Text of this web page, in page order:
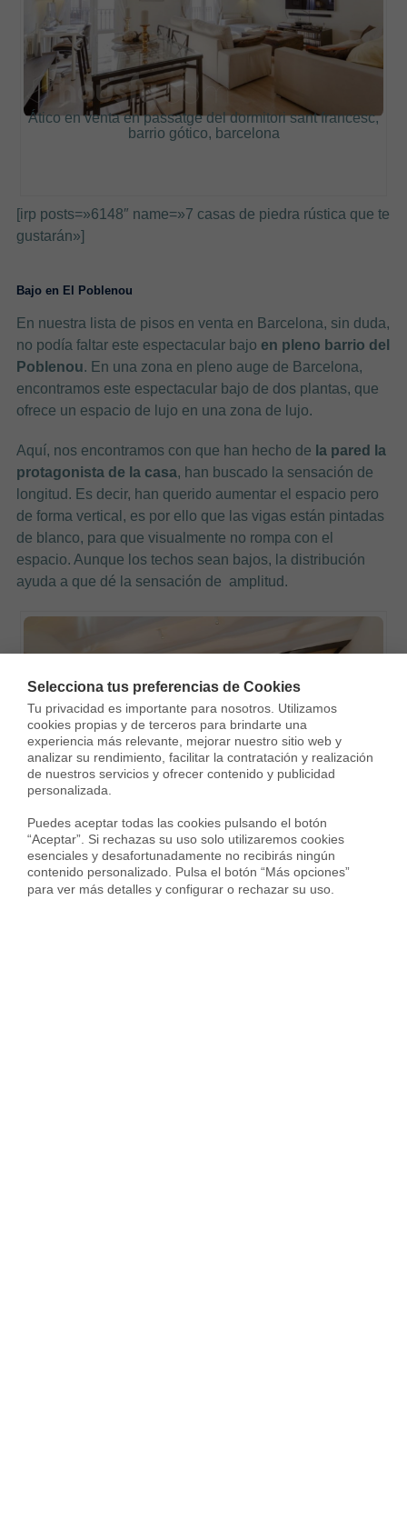
Ático en venta en passatge del dormitori sant francesc,
barrio gótico, barcelona
[irp posts=»6148″ name=»7 casas de piedra rústica que te
gustarán»]
Bajo en El Poblenou
En nuestra lista de pisos en venta en Barcelona, sin duda,
no podía faltar este espectacular bajo en pleno barrio del
Poblenou. En una zona en pleno auge de Barcelona,
encontramos este espectacular bajo de dos plantas, que
ofrece un espacio de lujo en una zona de lujo.
Aquí, nos encontramos con que han hecho de la pared la
protagonista de la casa, han buscado la sensación de
longitud. Es decir, han querido aumentar el espacio pero
de forma vertical, es por ello que las vigas están pintadas
de blanco, para que visualmente no rompa con el
espacio. Aunque los techos sean bajos, la distribución
ayuda a que dé la sensación de amplitud.
Bajo en venta en plaça de prim, poblenou, barcelona
Selecciona tus preferencias de Cookies
Tu privacidad es importante para nosotros. Utilizamos
cookies propias y de terceros para brindarte una
experiencia más relevante, mejorar nuestro sitio web y
analizar su rendimiento, facilitar la contratación y realización
de nuestros servicios y ofrecer contenido y publicidad
personalizada.
Puedes aceptar todas las cookies pulsando el botón
“Aceptar”. Si rechazas su uso solo utilizaremos cookies
esenciales y desafortunadamente no recibirás ningún
contenido personalizado. Pulsa el botón “Más opciones”
para ver más detalles y configurar o rechazar su uso.